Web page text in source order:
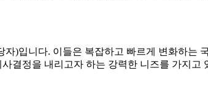
)입니다. 이들은 복잡하고 빠르게 변화하는
결정을 내리고자 하는 강력한 니즈를 가지고